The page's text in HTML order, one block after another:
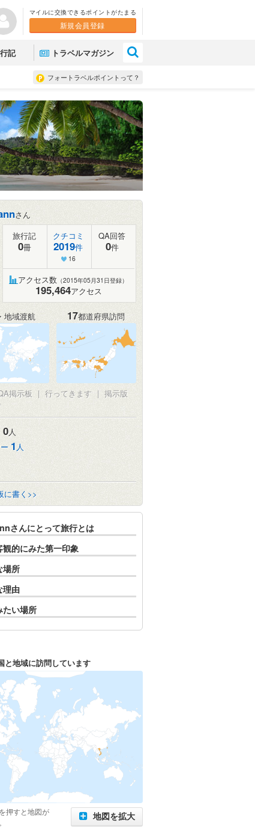
マイルに交換できるポイントがたまる
新規会員登録
記 トラベルマガジン
フォートラベルポイントって？
さん
旅行記
0冊
クチコミ
2019件
16
QA回答
0件
アクセス数 （2015年05月31日登録）
195,464アクセス
地域渡航 17都道府県訪問
掲示板 | 行ってきます | 掲示版
0人
1 人
に書く>>
さんにとって旅行とは
観的にみた第一印象
場所
理由
たい場所
と地域に訪問しています
押すと地図が
地図を拡大